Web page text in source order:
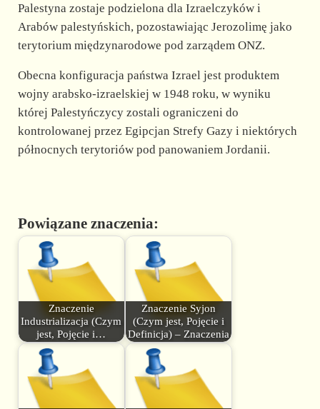
Palestyna zostaje podzielona dla Izraelczyków i
Arabów palestyńskich, pozostawiając Jerozolimę jako
terytorium międzynarodowe pod zarządem ONZ.
Obecna konfiguracja państwa Izrael jest produktem
wojny arabsko-izraelskiej w 1948 roku, w wyniku
której Palestyńczycy zostali ograniczeni do
kontrolowanej przez Egipcjan Strefy Gazy i niektórych
północnych terytoriów pod panowaniem Jordanii.
Powiązane znaczenia:
Znaczenie
Industrializacja (Czym
jest, Pojęcie i…
Znaczenie Syjon
(Czym jest, Pojęcie i
Definicja) – Znaczenia